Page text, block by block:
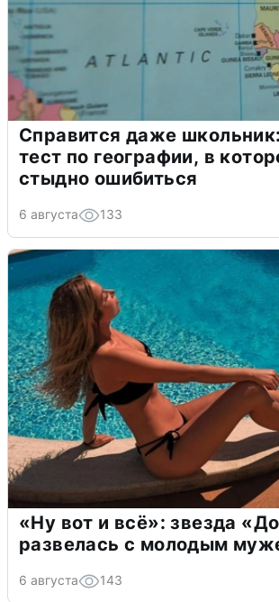
Справится даже
тест по географии, в
стыдно ошибиться
6 августа 133
«Ну вот и всё»: звезда
развелась с молодым
6 августа 143